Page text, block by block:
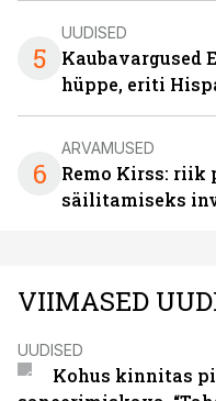
5
UUDISED
Kaubavargused
hüppe, eriti
6
ARVAMUSED
Remo Kirss: riik
säilitamiseks
VIIMASED
UUDISED
Kohus kinnitas